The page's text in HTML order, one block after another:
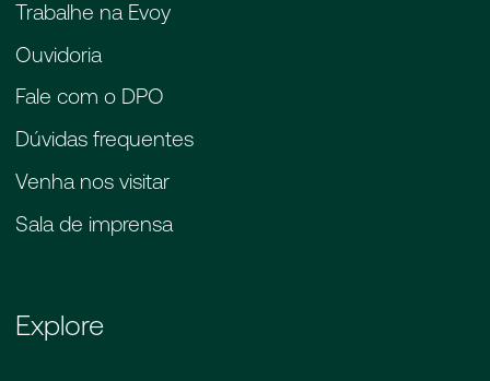
Trabalhe na Evoy
Ouvidoria
Fale com o DPO
Dúvidas frequentes
Venha nos visitar
Sala de imprensa
Explore